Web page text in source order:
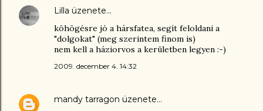
Lilla üzenete…
köhögésre jó a hársfatea, segít feloldani a
"dolgokat" (meg szerintem finom is)
nem kell a háziorvos a kerületben legyen :-)
2009. december 4. 14:32
mandy tarragon üzenete…